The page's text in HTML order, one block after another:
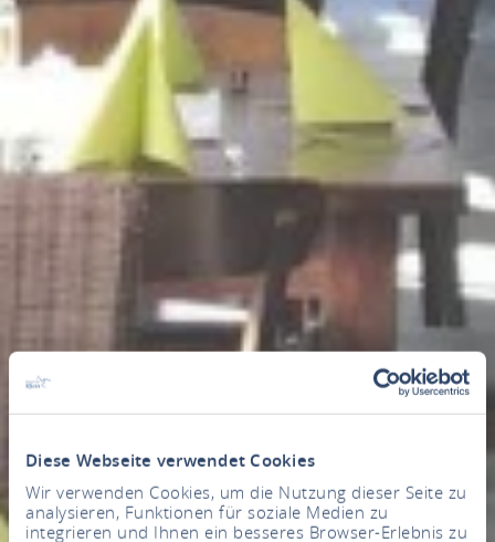
Diese Webseite verwendet Cookies
Wir verwenden Cookies, um die Nutzung dieser Seite zu
analysieren, Funktionen für soziale Medien zu
integrieren und Ihnen ein besseres Browser-Erlebnis zu